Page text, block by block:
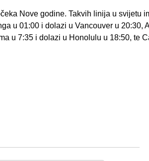
Nove godine. Takvih linija u svijetu
u 01:00 i dolazi u Vancouver u 20:30,
u 7:35 i dolazi u Honolulu u 18:50, te